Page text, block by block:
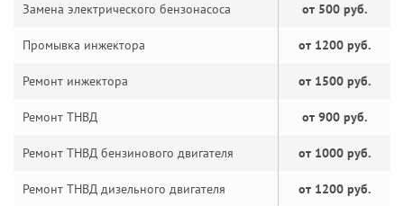
Замена электрического бензонасоса от 500 руб.
Промывка инжектора от 1200 руб.
Ремонт инжектора от 1500 руб.
Ремонт ТНВД от 900 руб.
Ремонт ТНВД бензинового двигателя от 1000 руб.
Ремонт ТНВД дизельного двигателя от 1200 руб.